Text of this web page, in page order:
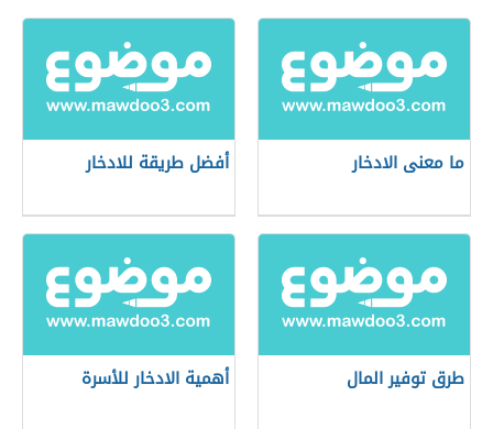
ما معنى الادخار أفضل طريقة للادخار
طرق توفير المال أهمية الادخار للأسرة